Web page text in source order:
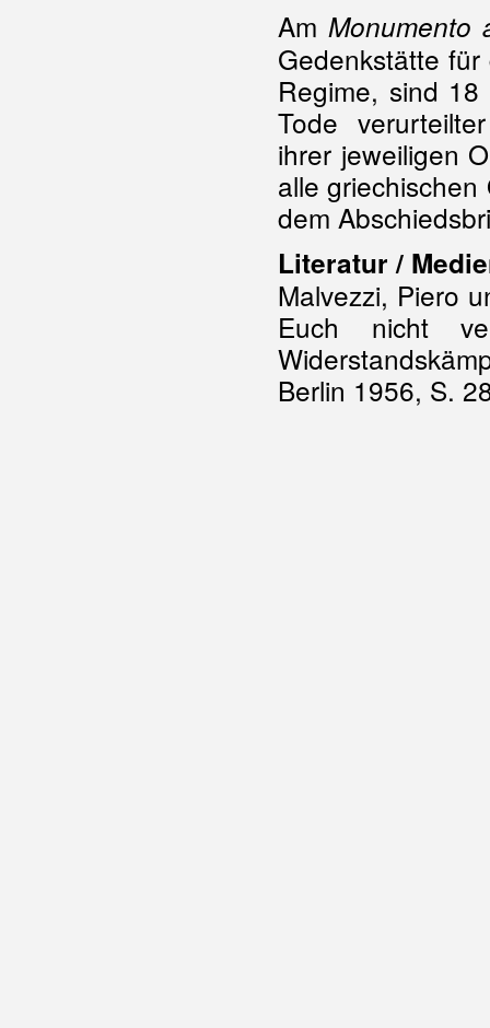
Am Monumento
Gedenkstätte
Regime, sind
Tode
ihrer jeweiligen
alle
dem
Literatur /
Malvezzi, Piero
Euch nicht
Berlin 1956, S.